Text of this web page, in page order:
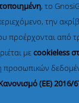
, το
την
προέρχονται από
μεcookieless
προσωπικών
(ΕΕ) 2016/